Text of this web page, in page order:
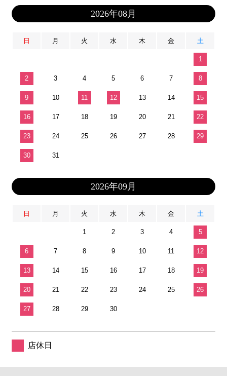
2026年08月
日 月 火 水 木 金 土
1
2 3 4 5 6 7 8
9 10 11 12 13 14 15
16 17 18 19 20 21 22
23 24 25 26 27 28 29
30 31
2026年09月
日 月 火 水 木 金 土
1 2 3 4 5
6 7 8 9 10 11 12
13 14 15 16 17 18 19
20 21 22 23 24 25 26
27 28 29 30
店休日